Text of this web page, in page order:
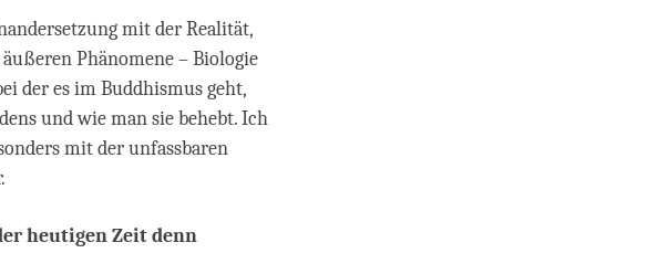
mit der Realität,
Phänomene – Biologie
der es im Buddhismus geht,
und wie man sie behebt. Ich
mit der unfassbaren
heutigen Zeit denn